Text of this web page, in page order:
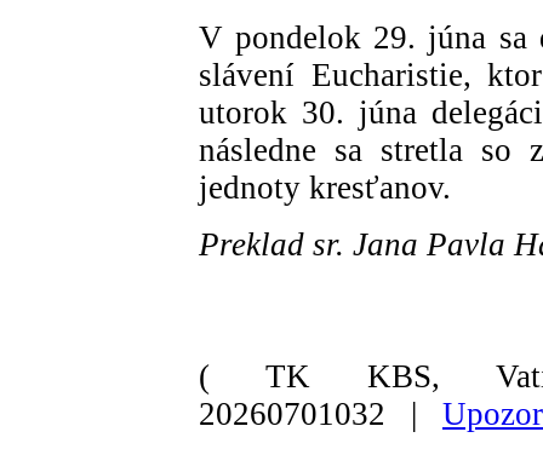
V pondelok 29. júna sa
slávení Eucharistie,
utorok 30. júna
následne sa stretla so
jednoty kresťanov.
Preklad sr. Jana Pavla
( TK KBS,
20260701032 |